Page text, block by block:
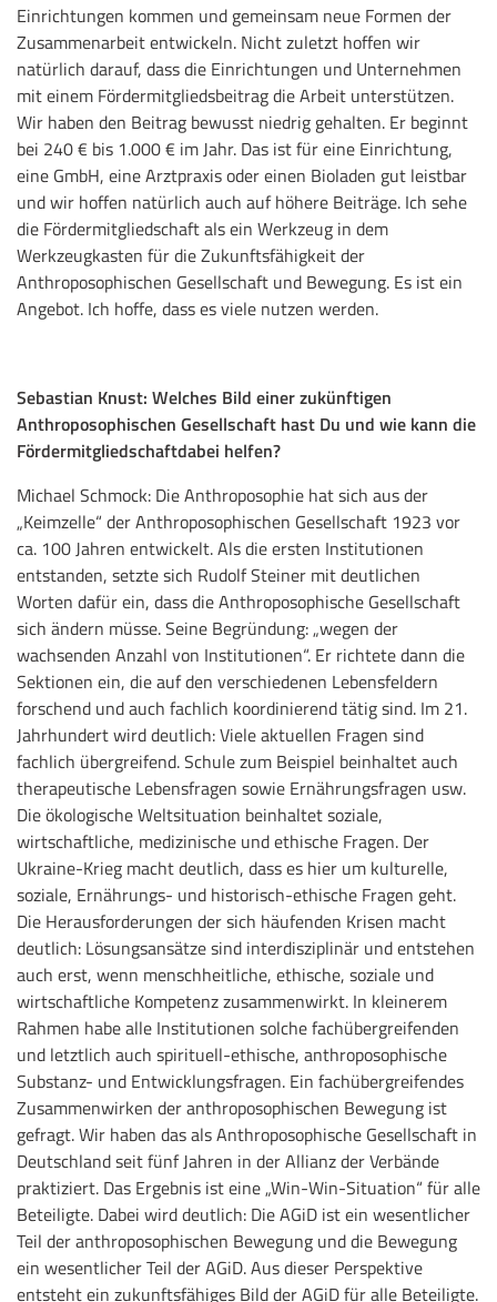
Einrichtungen kommen und gemeinsam neue Formen der
Zusammenarbeit entwickeln. Nicht zuletzt hoffen wir
natürlich darauf, dass die Einrichtungen und Unternehmen
mit einem Fördermitgliedsbeitrag die Arbeit unterstützen.
Wir haben den Beitrag bewusst niedrig gehalten. Er beginnt
bei 240 € bis 1.000 € im Jahr. Das ist für eine Einrichtung,
eine GmbH, eine Arztpraxis oder einen Bioladen gut leistbar
und wir hoffen natürlich auch auf höhere Beiträge. Ich sehe
die Fördermitgliedschaft als ein Werkzeug in dem
Werkzeugkasten für die Zukunftsfähigkeit der
Anthroposophischen Gesellschaft und Bewegung. Es ist ein
Angebot. Ich hoffe, dass es viele nutzen werden.
Sebastian Knust: Welches Bild einer zukünftigen
Anthroposophischen Gesellschaft hast Du und wie kann die
Fördermitgliedschaftdabei helfen?
Michael Schmock: Die Anthroposophie hat sich aus der
„Keimzelle“ der Anthroposophischen Gesellschaft 1923 vor
ca. 100 Jahren entwickelt. Als die ersten Institutionen
entstanden, setzte sich Rudolf Steiner mit deutlichen
Worten dafür ein, dass die Anthroposophische Gesellschaft
sich ändern müsse. Seine Begründung: „wegen der
wachsenden Anzahl von Institutionen“. Er richtete dann die
Sektionen ein, die auf den verschiedenen Lebensfeldern
forschend und auch fachlich koordinierend tätig sind. Im 21.
Jahrhundert wird deutlich: Viele aktuellen Fragen sind
fachlich übergreifend. Schule zum Beispiel beinhaltet auch
therapeutische Lebensfragen sowie Ernährungsfragen usw.
Die ökologische Weltsituation beinhaltet soziale,
wirtschaftliche, medizinische und ethische Fragen. Der
Ukraine-Krieg macht deutlich, dass es hier um kulturelle,
soziale, Ernährungs- und historisch-ethische Fragen geht.
Die Herausforderungen der sich häufenden Krisen macht
deutlich: Lösungsansätze sind interdisziplinär und entstehen
auch erst, wenn menschheitliche, ethische, soziale und
wirtschaftliche Kompetenz zusammenwirkt. In kleinerem
Rahmen habe alle Institutionen solche fachübergreifenden
und letztlich auch spirituell-ethische, anthroposophische
Substanz- und Entwicklungsfragen. Ein fachübergreifendes
Zusammenwirken der anthroposophischen Bewegung ist
gefragt. Wir haben das als Anthroposophische Gesellschaft in
Deutschland seit fünf Jahren in der Allianz der Verbände
praktiziert. Das Ergebnis ist eine „Win-Win-Situation“ für alle
Beteiligte. Dabei wird deutlich: Die AGiD ist ein wesentlicher
Teil der anthroposophischen Bewegung und die Bewegung
ein wesentlicher Teil der AGiD. Aus dieser Perspektive
entsteht ein zukunftsfähiges Bild der AGiD für alle Beteiligte.